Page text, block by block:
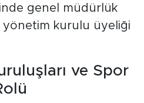
genel müdürlük
yönetim kurulu üyeliği
ve Spor